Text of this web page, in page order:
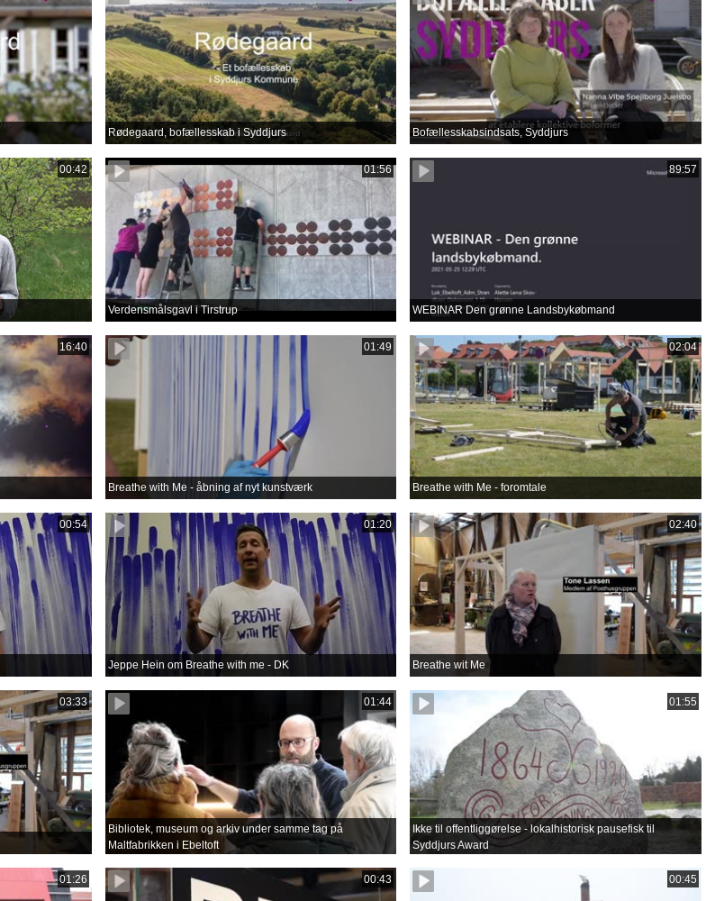
Rødegaard, bofællesskab i Syddjurs Bofællesskabsindsats, Syddjurs
00:42 01:56
Verdensmålsgavl i Tirstrup
89:57
WEBINAR Den grønne Landsbykøbmand
16:40 01:49
Breathe with Me - åbning af nyt kunstværk
02:04
Breathe with Me - foromtale
00:54 01:20
Jeppe Hein om Breathe with me - DK
02:40
Breathe wit Me
03:33 01:44
Bibliotek, museum og arkiv under samme tag på
Maltfabrikken i Ebeltoft
01:55
Ikke til offentliggørelse - lokalhistorisk pausefisk til
Syddjurs Award
01:26 00:43 00:45